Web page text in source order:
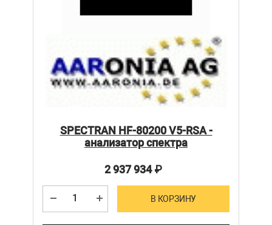
SPECTRAN HF-80200 V5-RSA -
анализатор спектра
2 937 934₽
В КОРЗИНУ